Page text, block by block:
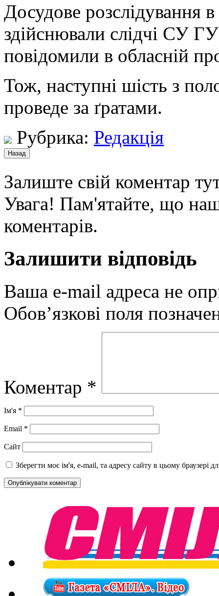
Досудове розслідування
здійснювали слідчі СУ
повідомили в обласній
Тож, наступні шість з
проведе за ґратами.
Рубрика: Редакція
Залиште свій коментар
Увага! Пам'ятайте, що
коментарів.
Залишити відповідь
Ваша e-mail адреса не
Обов’язкові поля
Коментар *
Ім'я *
Email *
Сайт
Зберегти моє ім'я, e-mail, та адресу сайту в цьому браузері